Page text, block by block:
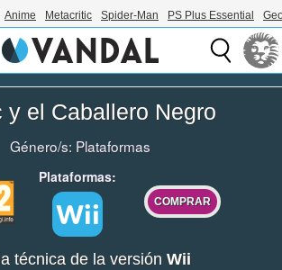
Anime Metacritic Spider-Man PS Plus Essential
y el Caballero Negro
Género/s: Plataformas
Plataformas:
COMPRAR
técnica de la versión Wii